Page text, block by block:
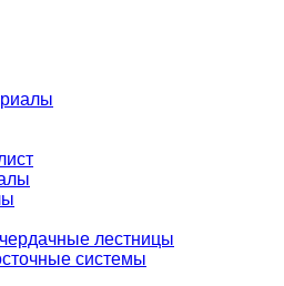
лестницы
системы